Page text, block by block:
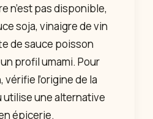
n’est pas disponible,
soja, vinaigre de vin
de sauce poisson
profil umami. Pour
l’origine de la
une alternative
épicerie.